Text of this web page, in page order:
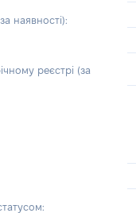
наявності):
реєстрі (за